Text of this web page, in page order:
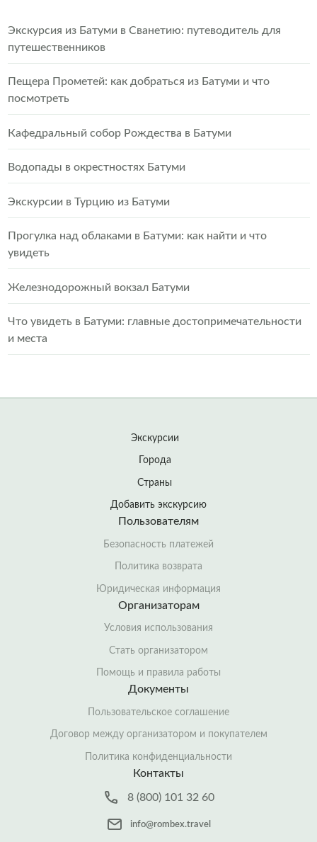
Экскурсия из Батуми в Сванетию: путеводитель для
путешественников
Пещера Прометей: как добраться из Батуми и что
посмотреть
Кафедральный собор Рождества в Батуми
Водопады в окрестностях Батуми
Экскурсии в Турцию из Батуми
Прогулка над облаками в Батуми: как найти и что
увидеть
Железнодорожный вокзал Батуми
Что увидеть в Батуми: главные достопримечательности
и места
Экскурсии
Города
Страны
Добавить экскурсию
Пользователям
Безопасность платежей
Политика возврата
Юридическая информация
Организаторам
Условия использования
Стать организатором
Помощь и правила работы
Документы
Пользовательское соглашение
Договор между организатором и покупателем
Политика конфиденциальности
Контакты
8 (800) 101 32 60
info@rombex.travel